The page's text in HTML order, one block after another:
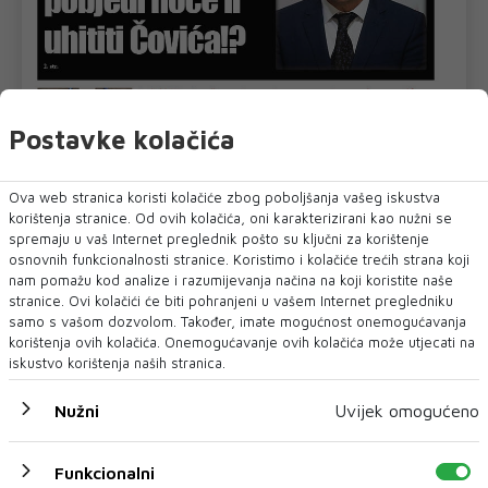
U novom broju pročitajte
TEHNOLOGIJA
Postavke kolačića
Ova web stranica koristi kolačiće zbog poboljšanja vašeg iskustva
korištenja stranice. Od ovih kolačića, oni karakterizirani kao nužni se
spremaju u vaš Internet preglednik pošto su ključni za korištenje
osnovnih funkcionalnosti stranice. Koristimo i kolačiće trećih strana koji
nam pomažu kod analize i razumijevanja načina na koji koristite naše
stranice. Ovi kolačići će biti pohranjeni u vašem Internet pregledniku
samo s vašom dozvolom. Također, imate mogućnost onemogućavanja
korištenja ovih kolačića. Onemogućavanje ovih kolačića može utjecati na
iskustvo korištenja naših stranica.
Nužni Uvijek omogućeno
Funkcionalni